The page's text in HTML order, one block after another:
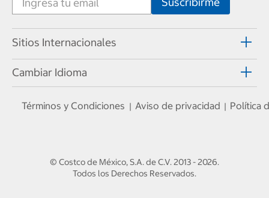
Sitios Internacionales
Cambiar Idioma
Términos y Condiciones | Aviso de privacidad | Política
© Costco de México, S.A. de C.V.2013 - 2026.
Todos los Derechos Reservados.